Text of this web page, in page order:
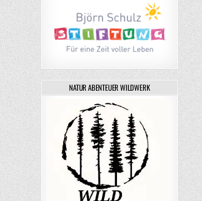
NATUR ABENTEUER WILDWERK